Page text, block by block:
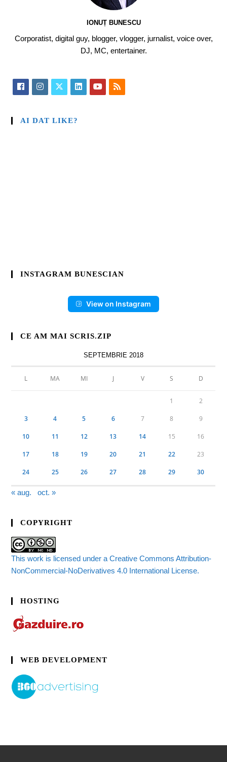
IONUȚ BUNESCU
Corporatist, digital guy, blogger, vlogger, jurnalist, voice over,
DJ, MC, entertainer.
AI DAT LIKE?
INSTAGRAM BUNESCIAN
View on Instagram
CE AM MAI SCRIS.ZIP
SEPTEMBRIE 2018
L MA MI J V S D
1 2
3 4 5 6 7 8 9
10 11 12 13 14 15 16
17 18 19 20 21 22 23
24 25 26 27 28 29 30
« aug. oct. »
COPYRIGHT
This work is licensed under a Creative Commons Attribution-
NonCommercial-NoDerivatives 4.0 International License.
HOSTING
WEB DEVELOPMENT